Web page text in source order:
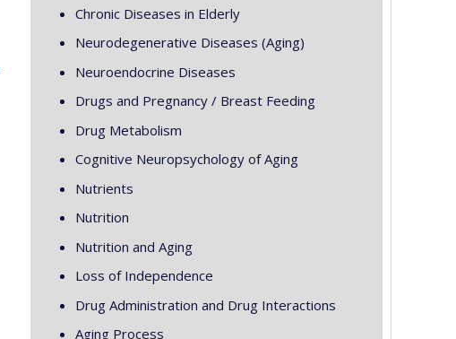
Chronic Diseases in Elderly
Neurodegenerative Diseases (Aging)
Neuroendocrine Diseases
Drugs and Pregnancy / Breast Feeding
Drug Metabolism
Cognitive Neuropsychology of Aging
Nutrients
Nutrition
Nutrition and Aging
Loss of Independence
Drug Administration and Drug Interactions
Aging Process